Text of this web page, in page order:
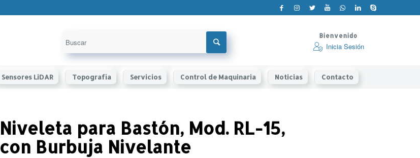
Sensores LiDAR Topografía Servicios Control de Maquinaria Noticias Contacto
Bienvenido
Inicia Sesión
Niveleta para Bastón, Mod. RL-15,
con Burbuja Nivelante